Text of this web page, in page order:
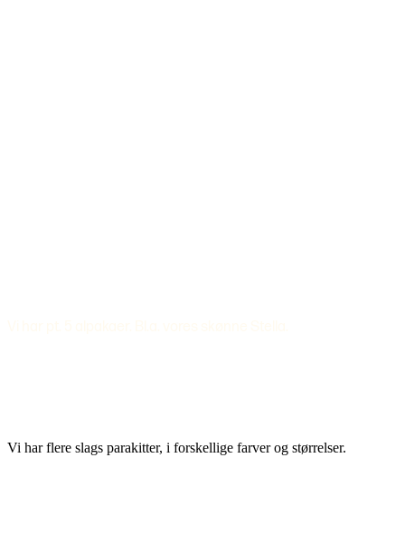
Vi har flere slags parakitter, i forskellige farver og størrelser.